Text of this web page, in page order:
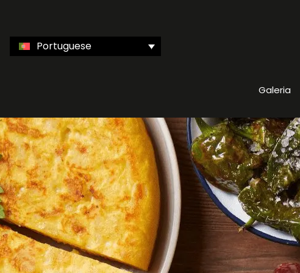
Portuguese
Galeria